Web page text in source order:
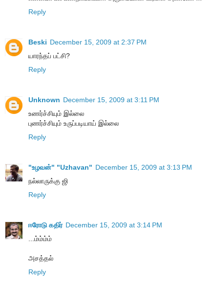
Reply
Beski December 15, 2009 at 2:37 PM
யாரந்தப் பட்சி?
Reply
Unknown December 15, 2009 at 3:11 PM
உணர்ச்சியும் இல்லை
புணர்ச்சியும் உருப்படியாய் இல்லை
Reply
"உழவன்" "Uzhavan" December 15, 2009 at 3:13 PM
நல்லாருக்கு ஜி
Reply
ஈரோடு கதிர் December 15, 2009 at 3:14 PM
...ம்ம்ம்ம்
அசத்தல்
Reply